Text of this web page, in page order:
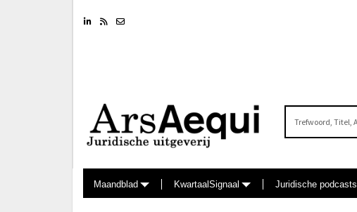
LinkedinRSS feed
Maandblad KwartaalSignaal Juridische podcasts